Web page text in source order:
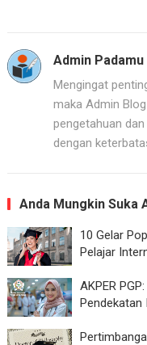
Admin Padamu
Mengingat
maka Admin
pengetahuan
dengan
Anda Mungkin Suka
10 Gelar
Pelajar
AKPER
Pendekatan